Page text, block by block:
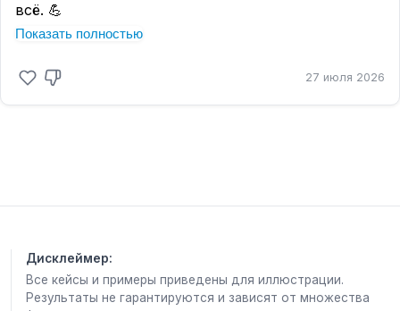
всё. 💪
Даже если ходулей под рукой нет, можно сегодня
сложную задачу, которую откладывал, или
просто сказать себе: «Я справлюсь». 😎
но ты справился. Будем вдохновлять друг друга!
🤗
Показать полностью
27 июля 2026
Дисклеймер:
Все кейсы и примеры приведены для иллюстрации.
Результаты не гарантируются и зависят от множества